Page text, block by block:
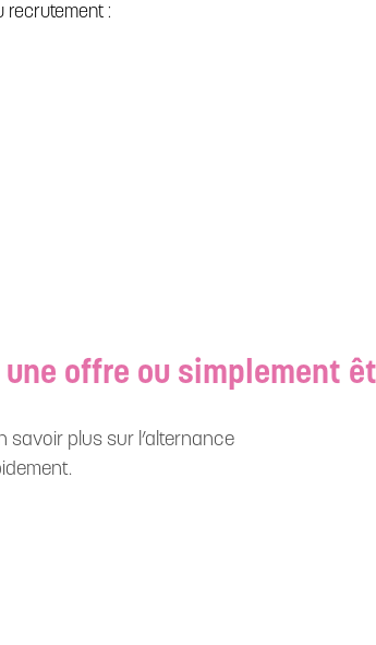
recrutement :
offre ou simplement
savoir plus sur l’alternance